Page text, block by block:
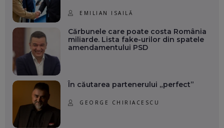
EMILIAN ISAILĂ
Cărbunele care poate costa România
miliarde. Lista fake-urilor din spatele
amendamentului PSD
În căutarea partenerului „perfect”
GEORGE CHIRIACESCU